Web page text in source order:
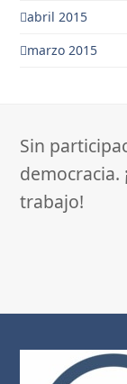
abril 2015
marzo 2015
Sin
democracia.
trabajo!